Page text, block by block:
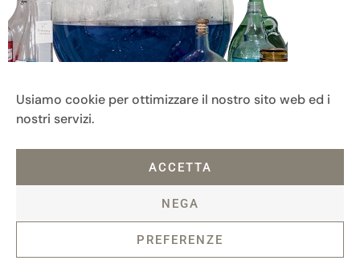
Usiamo cookie per ottimizzare il nostro sito web ed i
nostri servizi.
ACCETTA
NEGA
PREFERENZE
Teresa